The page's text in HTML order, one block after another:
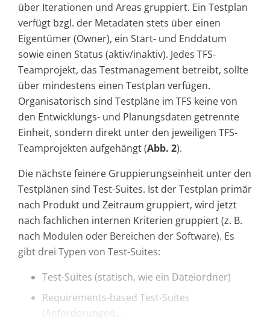
über Iterationen und Areas gruppiert. Ein Testplan
verfügt bzgl. der Metadaten stets über einen
Eigentümer (Owner), ein Start- und Enddatum
sowie einen Status (aktiv/inaktiv). Jedes TFS-
Teamprojekt, das Testmanagement betreibt, sollte
über mindestens einen Testplan verfügen.
Organisatorisch sind Testpläne im TFS keine von
den Entwicklungs- und Planungsdaten getrennte
Einheit, sondern direkt unter den jeweiligen TFS-
Teamprojekten aufgehängt (Abb. 2).
Die nächste feinere Gruppierungseinheit unter den
Testplänen sind Test-Suites. Ist der Testplan primär
nach Produkt und Zeitraum gruppiert, wird jetzt
nach fachlichen internen Kriterien gruppiert (z. B.
nach Modulen oder Bereichen der Software). Es
gibt drei Typen von Test-Suites:
Test-Suites (statisch, wie ein Dateiordner)
Requirements-based Test-Suites
(Anforderungen...